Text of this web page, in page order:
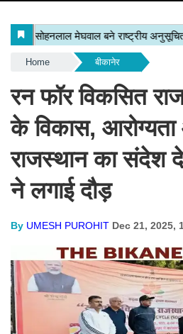
Home बीकानेर
रन फॉर विकसित
के विकास,
राजस्थान का संदेश
ने लगाई दौड़
By UMESH PUROHIT Dec 21, 2025,